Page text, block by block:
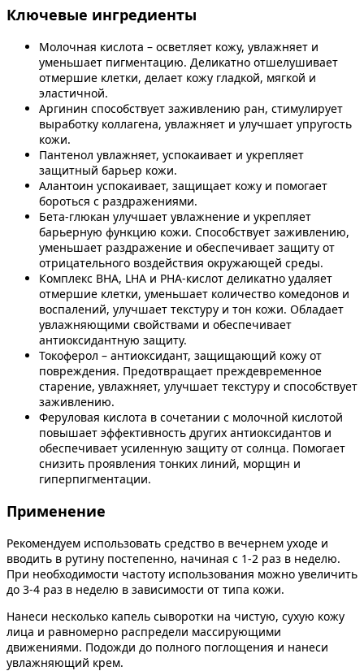
Ключевые ингредиенты
Молочная кислота – осветляет кожу, увлажняет и
уменьшает пигментацию. Деликатно отшелушивает
отмершие клетки, делает кожу гладкой, мягкой и
эластичной.
Аргинин способствует заживлению ран, стимулирует
выработку коллагена, увлажняет и улучшает упругость
кожи.
Пантенол увлажняет, успокаивает и укрепляет
защитный барьер кожи.
Алантоин успокаивает, защищает кожу и помогает
бороться с раздражениями.
Бета-глюкан улучшает увлажнение и укрепляет
барьерную функцию кожи. Способствует заживлению,
уменьшает раздражение и обеспечивает защиту от
отрицательного воздействия окружающей среды.
Комплекс BHA, LHA и PHA-кислот деликатно удаляет
отмершие клетки, уменьшает количество комедонов и
воспалений, улучшает текстуру и тон кожи. Обладает
увлажняющими свойствами и обеспечивает
антиоксидантную защиту.
Токоферол – антиоксидант, защищающий кожу от
повреждения. Предотвращает преждевременное
старение, увлажняет, улучшает текстуру и способствует
заживлению.
Феруловая кислота в сочетании с молочной кислотой
повышает эффективность других антиоксидантов и
обеспечивает усиленную защиту от солнца. Помогает
снизить проявления тонких линий, морщин и
гиперпигментации.
Применение
Рекомендуем использовать средство в вечернем уходе и
вводить в рутину постепенно, начиная с 1-2 раз в неделю.
При необходимости частоту использования можно увеличить
до 3-4 раз в неделю в зависимости от типа кожи.
Нанеси несколько капель сыворотки на чистую, сухую кожу
лица и равномерно распредели массирующими
движениями. Подожди до полного поглощения и нанеси
увлажняющий крем.